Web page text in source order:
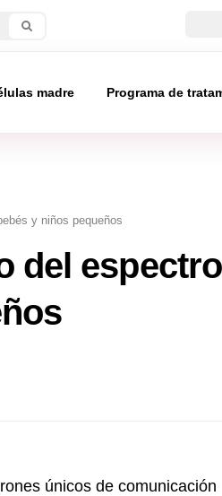
madre Programa de
y niños pequeños
del espectro
únicos de comunicación